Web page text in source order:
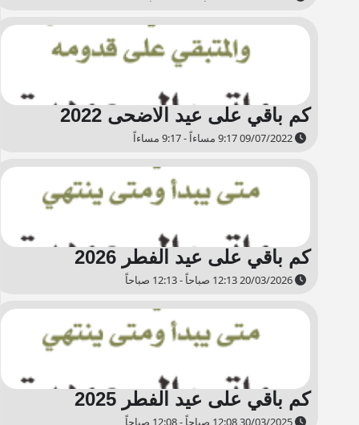
كم باقي على عيد الاضحى 2022
كم باقي على عيد الفطر 2026
كم باقي على عيد الفطر 2025